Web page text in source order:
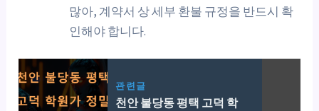
많아, 계약서 상 세부 환불 규정을 반드시 확
인해야 합니다.
관련글
천안 불당동 평택 고덕 학